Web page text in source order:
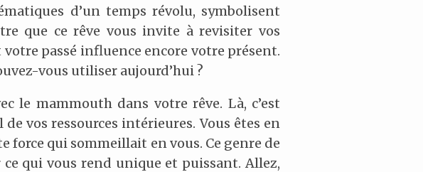
d’un temps révolu, symbolisent
que ce rêve vous invite à revisiter vos
passé influence encore votre présent.
vous utiliser aujourd’hui ?
le mammouth dans votre rêve. Là, c’est
vos ressources intérieures. Vous êtes en
force qui sommeillait en vous. Ce genre de
qui vous rend unique et puissant. Allez,